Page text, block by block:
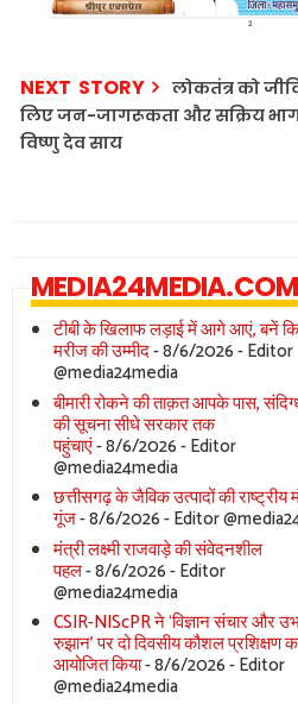
NEXT STORY
लोकतंत्र को
लिए जन-जागरूकता और सक्रिय
विष्णु देव साय
MEDIA24MEDIA.COM
टीबी के खिलाफ लड़ाई में आगे आएं, बनें
मरीज की उम्मीद- 8/6/2026- Editor
@media24media
बीमारी रोकने की ताक़त आपके पास,
की सूचना सीधे सरकार तक
पहुंचाएं- 8/6/2026- Editor
@media24media
छत्तीसगढ़ के जैविक उत्पादों की राष्ट्रीय
गूंज- 8/6/2026- Editor
मंत्री लक्ष्मी राजवाड़े की संवेदनशील
पहल- 8/6/2026- Editor
@media24media
CSIR-NIScPR ने ‘विज्ञान संचार और
रुझान’ पर दो दिवसीय कौशल प्रशिक्षण
आयोजित किया- 8/6/2026- Editor
@media24media